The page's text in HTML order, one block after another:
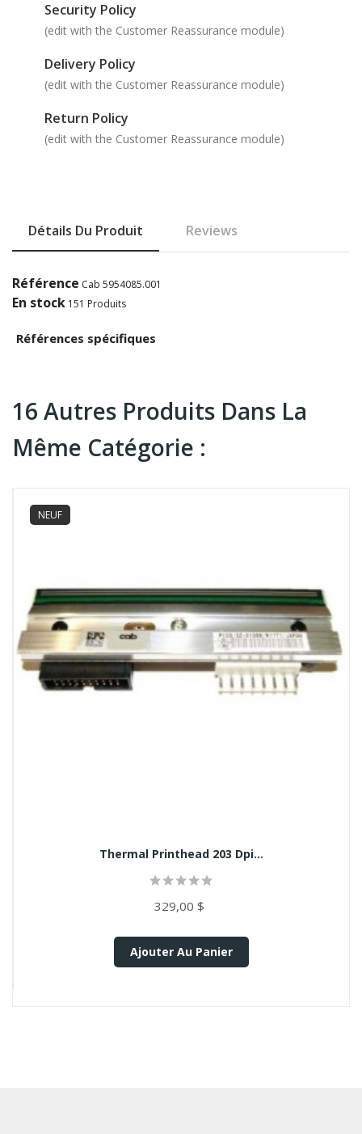
Security Policy
(edit with the Customer Reassurance module)
Delivery Policy
(edit with the Customer Reassurance module)
Return Policy
(edit with the Customer Reassurance module)
Détails Du Produit Reviews
Référence Cab 5954085.001
En stock 151 Produits
Références spécifiques
16 Autres Produits Dans La
Même Catégorie :
NEUF
Thermal Printhead 203 Dpi...
329,00 $
Ajouter Au Panier